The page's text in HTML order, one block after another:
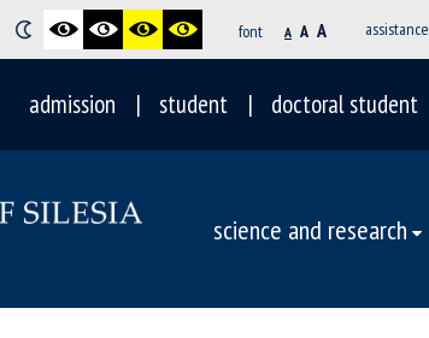
font A A A assistance
admission student doctoral student
science and research